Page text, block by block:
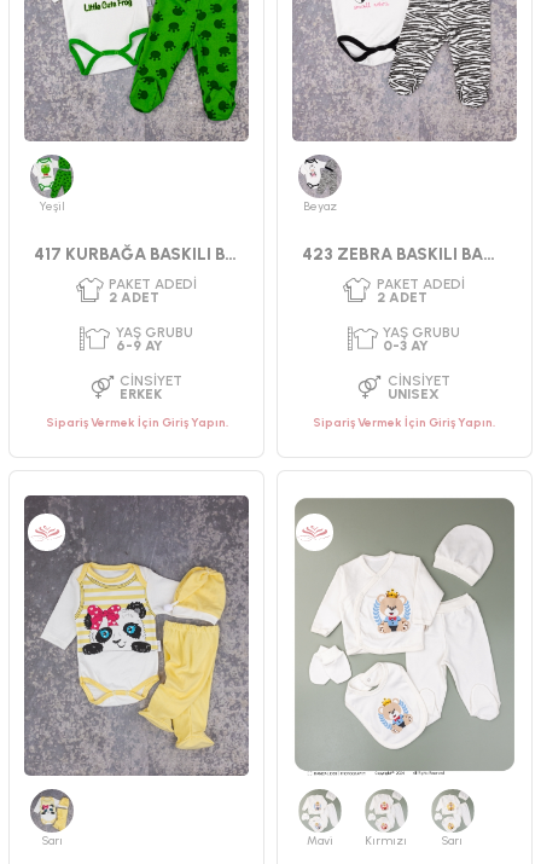
PAKET ADEDI
3ADET
3-6-9 AY
CINSIYET
PAKET ADEDI
1ADET
0-3 AY
CINSIYET
Yeşil
417 KURBAĞA BASKILI BADİLİ TAKIM 56-62 CM
Sipariş Vermek İçin Giriş Yapın.
Beyaz
423 ZEBRA BASKILI BADI TAKIM
Sipariş Vermek İçin Giriş Yapın.
Sarı Mavi Kırmızı Sarı